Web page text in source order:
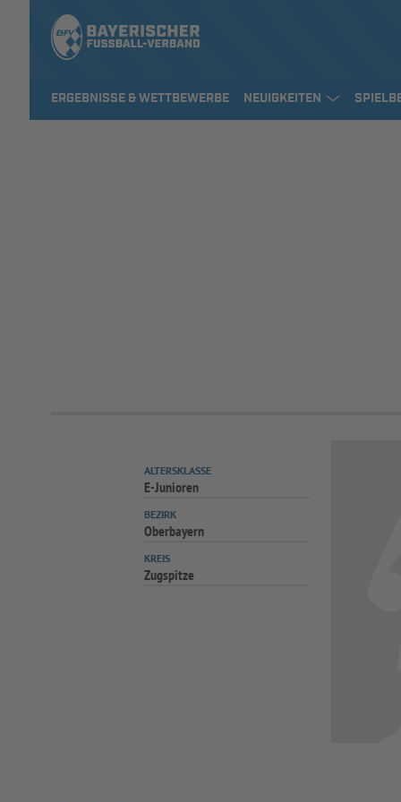
ERGEBNISSE & WETTBEWERBE NEUIGKEITEN
ALTERSKLASSE
E-Junioren
BEZIRK
Oberbayern
KREIS
Zugspitze